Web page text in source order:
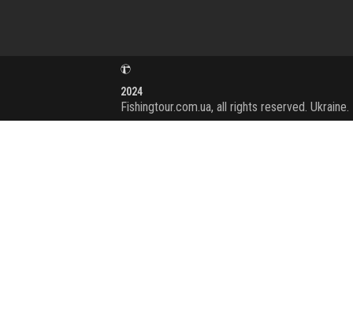
2024
Fishingtour.com.ua, all rights reserved. Ukraine.